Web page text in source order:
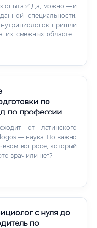
опыта ✅ Да, можно — и
специальности.
пришли
смежных областей:
отсутствие
чётко понимать
при необходимости
по
по профессии
от латинского
— наука. Но важно
вопросе, который
врач или нет?
с нуля до
по